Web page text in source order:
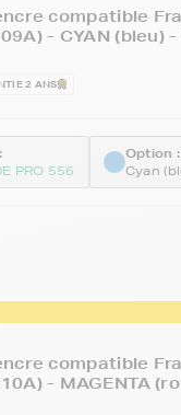
compatible
- CYAN (bleu)
2 ANS
PRO 556
Option :
Cyan
compatible
- MAGENTA